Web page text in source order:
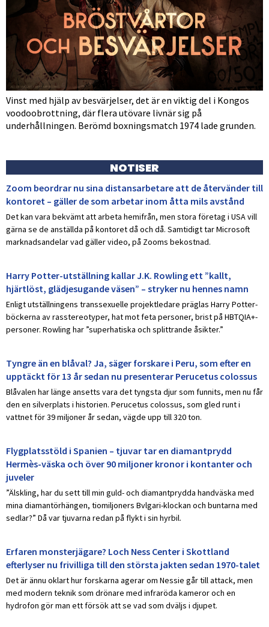
Vinst med hjälp av besvärjelser, det är en viktig del i Kongos
voodoobrottning, där flera utövare livnär sig på
underhållningen. Berömd boxningsmatch 1974 lade grunden.
NOTISER
Zoom beordrar nu sina distansarbetare att de återvänder till
kontoret – gäller de som arbetar inom åtta mils avstånd
Det kan vara bekvämt att arbeta hemifrån, men stora företag i USA vill
gärna se de anställda på kontoret då och då. Samtidigt tar Microsoft
marknadsandelar vad gäller video, på Zooms bekostnad.
Harry Potter-utställning kallar J.K. Rowling ett ”kallt,
hjärtlöst, glädjesugande väsen” – stryker nu hennes namn
Enligt utställningens transsexuelle projektledare präglas Harry Potter-
böckerna av rasstereotyper, hat mot feta personer, brist på HBTQIA+-
personer. Rowling har ”superhatiska och splittrande åsikter.”
Tyngre än en blåval? Ja, säger forskare i Peru, som efter en
upptäckt för 13 år sedan nu presenterar Perucetus colossus
Blåvalen har länge ansetts vara det tyngsta djur som funnits, men nu får
den en silverplats i historien. Perucetus colossus, som gled runt i
vattnet för 39 miljoner år sedan, vägde upp till 320 ton.
Flygplatsstöld i Spanien – tjuvar tar en diamantprydd
Hermès-väska och över 90 miljoner kronor i kontanter och
juveler
”Älskling, har du sett till min guld- och diamantprydda handväska med
mina diamantörhängen, tiomiljoners Bvlgari-klockan och buntarna med
sedlar?” Då var tjuvarna redan på flykt i sin hyrbil.
Erfaren monsterjägare? Loch Ness Center i Skottland
efterlyser nu frivilliga till den största jakten sedan 1970-talet
Det är ännu oklart hur forskarna agerar om Nessie går till attack, men
med modern teknik som drönare med infraröda kameror och en
hydrofon gör man ett försök att se vad som dväljs i djupet.